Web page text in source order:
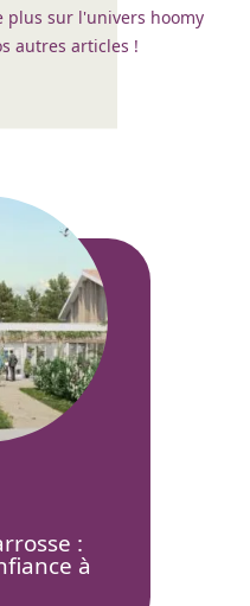
plus sur l'univers hoomy
autres articles !
:
à